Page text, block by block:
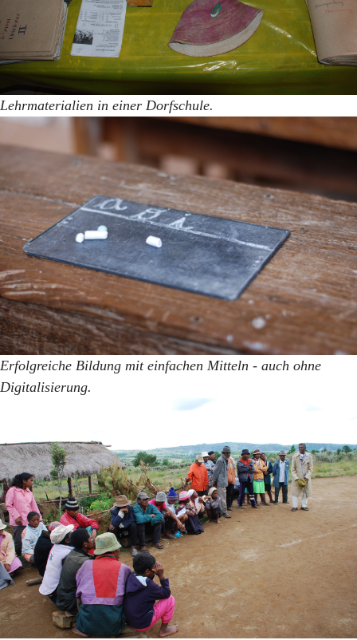
Lehrmaterialien in einer Dorfschule.
Erfolgreiche Bildung mit einfachen Mitteln - auch ohne
Digitalisierung.